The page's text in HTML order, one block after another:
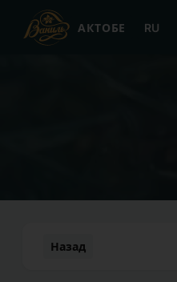
АКТОБЕ RU
Назад